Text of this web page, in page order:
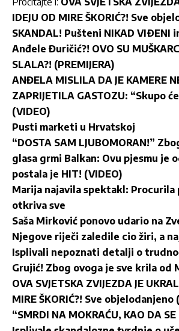
IDEJU OD MIRE ŠKORIĆ?! Sve
SKANDAL! Pušteni NIKAD VIÐENI
Anđele Đuričić?! OVO SU
SLALA?! (PREMIJERA)
ANĐELA MISLILA DA JE KAMERE
ZAPRIJETILA GASTOZU: “Skupo
(VIDEO)
Pusti marketi u Hrvatskoj
“DOSTA SAM LJUBOMORAN!”
glasa grmi Balkan: Ovu pjesmu je
postala je HIT! (VIDEO)
Marija najavila spektakl: Procurila
otkriva sve
Saša Mirković ponovo udario na
Njegove riječi zaledile cio žiri, a
Isplivali nepoznati detalji o
Grujić! Zbog ovoga je sve krila od
OVA SVJETSKA ZVIJEZDA JE
MIRE ŠKORIĆ?! Sve objelodanjeno
“SMRDI NA MOKRAĆU, KAO DA SE